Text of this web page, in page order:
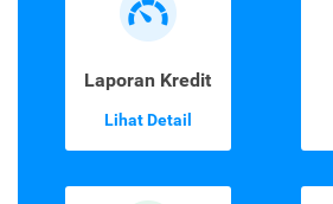
Laporan Kredit
Lihat Detail